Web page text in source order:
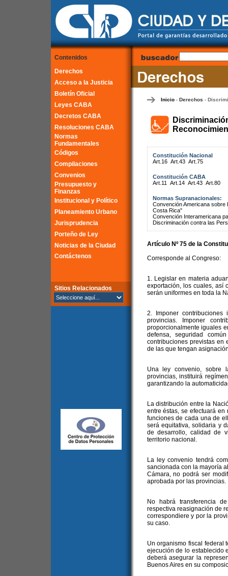
Contenidos
Derechos
Acceso a la Justicia
Boletín Oficial
Leyes CABA
Decretos CABA
Resoluciones CABA
Normas
Fundamentales
Códigos
Compilaciones
Convenios
Presupuesto y
Finanzas
Institucional y Político
Planeamiento Urbano
Jurisprudencia
Porteño de Ley
Noticias de la Ciudad
Contáctenos
Sitios Relacionados
Inicio- Derechos -
Constitución Nacional
Art.16 Art.43 Art.75
Constitución CABA
Art.11
Art.14 Art.43 Art.80
Normas Supranacionales:
Convención Americana
Costa Rica"
Convención Interamericana
Discriminación contra las
Artículo Nº 75 de la
Corresponde al Congreso:
1. Legislar en materia
exportación, los cuales, así
serán uniformes en toda la
2. Imponer contribuciones
provincias. Imponer
proporcionalmente iguales
defensa, seguridad
contribuciones previstas en
de las que tengan
Una ley convenio, sobre
provincias, instituirá
garantizando la
La distribución entre la
entre éstas, se efectuará
funciones de cada una de
será equitativa, solidaria y
de desarrollo, calidad de
territorio nacional.
La ley convenio tendrá
sancionada con la mayoría
Cámara, no podrá ser
aprobada por las provincias.
No habrá transferencia
respectiva reasignación de
correspondiere y por la
su caso.
Un organismo fiscal federal
ejecución de lo establecido
deberá asegurar la
Buenos Aires en su